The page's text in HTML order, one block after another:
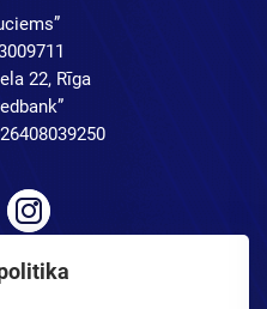
22, Rīga